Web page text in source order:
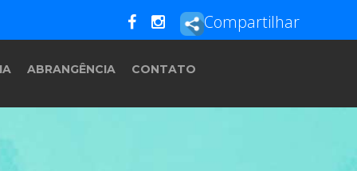
Compartilhar
ABRANGÊNCIA CONTATO